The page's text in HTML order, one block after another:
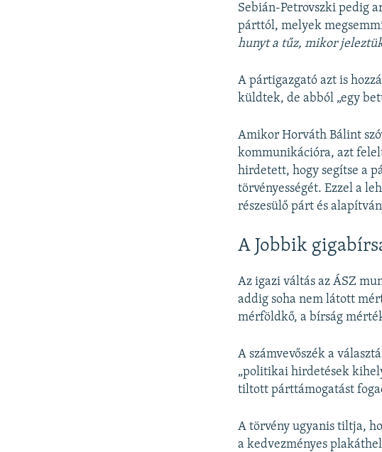
Sebián-Petrovszki pedig
párttól, melyek
hunyt a tűz, mikor
A pártigazgató azt is
küldtek, de abból „egy
Amikor Horváth Bálint
kommunikációra, azt
hirdetett, hogy segítse a
törvényességét. Ezzel a
részesülő párt és
A Jobbik
Az igazi váltás az ÁSZ
addig soha nem látott
mérföldkő, a bírság
A számvevőszék a
„politikai hirdetések
tiltott párttámogatást
A törvény ugyanis tiltja,
a kedvezményes